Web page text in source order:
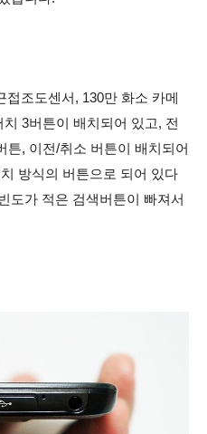
접조도센서, 130만 화소 카메
치 3버튼이 배치되어 있고, 전
튼, 이전/취소 버튼이 배치되어
방식의 버튼으로 되어 있다
도가 적은 검색버튼이 빠져서